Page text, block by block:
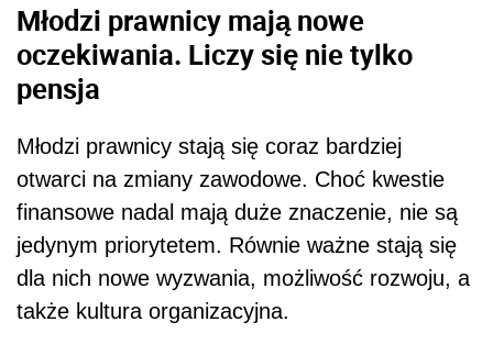
Młodzi prawnicy mają nowe
oczekiwania. Liczy się nie tylko
pensja
Młodzi prawnicy stają się coraz bardziej
otwarci na zmiany zawodowe. Choć kwestie
finansowe nadal mają duże znaczenie, nie są
jedynym priorytetem. Równie ważne stają się
dla nich nowe wyzwania, możliwość rozwoju, a
także kultura organizacyjna.